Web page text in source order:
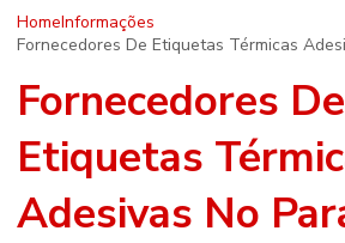
HomeInformações
Fornecedores De Etiquetas Térmicas
Fornecedores De
Etiquetas
Adesivas No